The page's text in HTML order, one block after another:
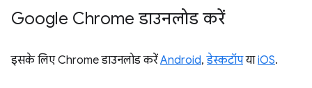
Google Chrome डाउनलोड करें
इसके लिए Chrome डाउनलोड करेंAndroid,डेस्कटॉपयाiOS.